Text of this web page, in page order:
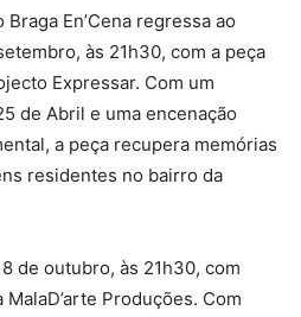
En’Cena regressa ao
às 21h30, com a peça
Expressar. Com um
de Abril e uma encenação
a peça recupera memórias
residentes no bairro da
de outubro, às 21h30, com
MalaD’arte Produções. Com